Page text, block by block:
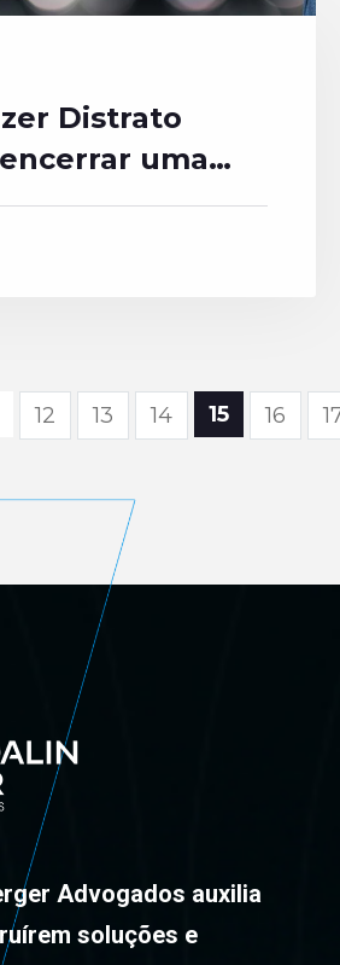
Distrato
uma
12 13 14 15 16
Advogados auxilia
soluções e